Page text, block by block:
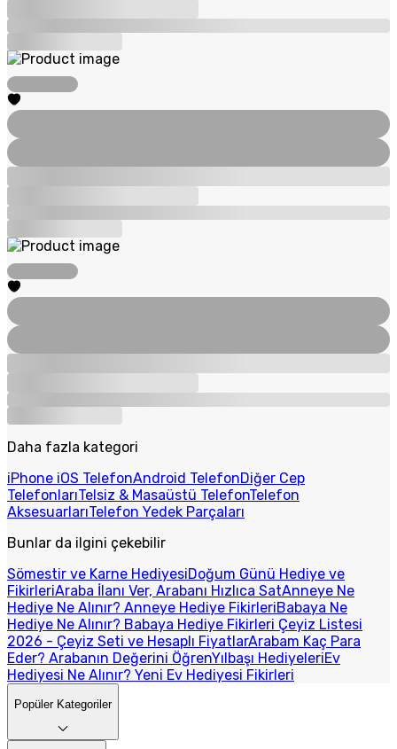
Daha fazla kategori
iPhone iOS TelefonAndroid TelefonDiğer Cep
TelefonlarıTelsiz & Masaüstü TelefonTelefon
AksesuarlarıTelefon Yedek Parçaları
Bunlar da ilgini çekebilir
Sömestir ve Karne HediyesiDoğum Günü Hediye ve
FikirleriAraba İlanı Ver, Arabanı Hızlıca SatAnneye Ne
Hediye Ne Alınır? Anneye Hediye FikirleriBabaya Ne
Hediye Ne Alınır? Babaya Hediye Fikirleri Çeyiz Listesi
2026 - Çeyiz Seti ve Hesaplı FiyatlarArabam Kaç Para
Eder? Arabanın Değerini ÖğrenYılbaşı HediyeleriEv
Hediyesi Ne Alınır? Yeni Ev Hediyesi Fikirleri
Popüler Kategoriler